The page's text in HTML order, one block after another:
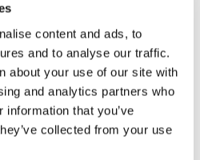
content and ads, to
and to analyse our traffic.
about your use of our site with
and analytics partners who
that you’ve
collected from your use